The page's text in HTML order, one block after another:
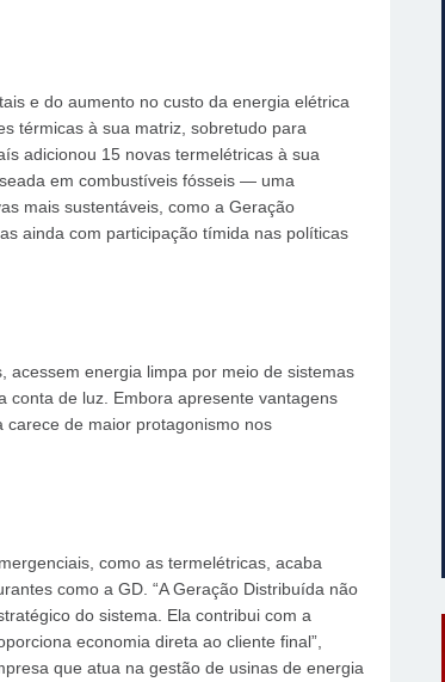
e do aumento no custo da energia elétrica
térmicas à sua matriz, sobretudo para
adicionou 15 novas termelétricas à sua
em combustíveis fósseis — uma
mais sustentáveis, como a Geração
ainda com participação tímida nas políticas
acessem energia limpa por meio de sistemas
conta de luz. Embora apresente vantagens
de maior protagonismo nos
como as termelétricas, acaba
como a GD. “A Geração Distribuída não
do sistema. Ela contribui com a
economia direta ao cliente final”,
que atua na gestão de usinas de energia